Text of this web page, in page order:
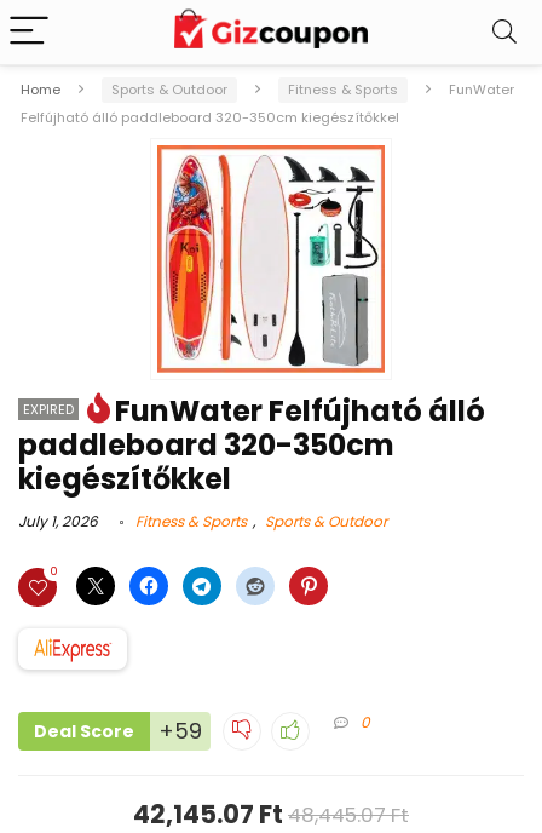
Home Sports & Outdoor Fitness & Sports
FunWater
Felfújható álló paddleboard 320-350cm kiegészítőkkel
EXPIRED
FunWater Felfújható álló
paddleboard 320-350cm
kiegészítőkkel
July 1, 2026 Fitness & Sports , Sports & Outdoor
0
Deal Score +59 0
42,145.07 Ft 48,445.07 Ft